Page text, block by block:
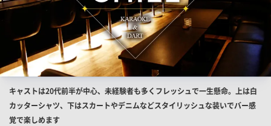
店
舗
PR
キャストは20代前半が中心、未経験者も多くフレッシュで一生懸命。上は白
カッターシャツ、下はスカートやデニムなどスタイリッシュな装いでバー感
覚で楽しめます